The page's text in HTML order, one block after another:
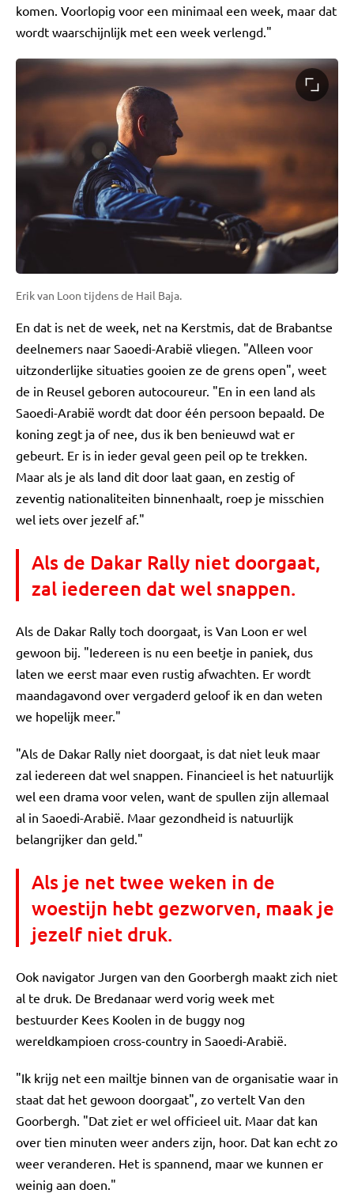
komen. Voorlopig voor een minimaal een week, maar dat
wordt waarschijnlijk met een week verlengd."
Erik van Loon tijdens de Hail Baja.
En dat is net de week, net na Kerstmis, dat de Brabantse
deelnemers naar Saoedi-Arabië vliegen. "Alleen voor
uitzonderlijke situaties gooien ze de grens open", weet
de in Reusel geboren autocoureur. "En in een land als
Saoedi-Arabië wordt dat door één persoon bepaald. De
koning zegt ja of nee, dus ik ben benieuwd wat er
gebeurt. Er is in ieder geval geen peil op te trekken.
Maar als je als land dit door laat gaan, en zestig of
zeventig nationaliteiten binnenhaalt, roep je misschien
wel iets over jezelf af."
Als de Dakar Rally niet doorgaat,
zal iedereen dat wel snappen.
Als de Dakar Rally toch doorgaat, is Van Loon er wel
gewoon bij. "Iedereen is nu een beetje in paniek, dus
laten we eerst maar even rustig afwachten. Er wordt
maandagavond over vergaderd geloof ik en dan weten
we hopelijk meer."
"Als de Dakar Rally niet doorgaat, is dat niet leuk maar
zal iedereen dat wel snappen. Financieel is het natuurlijk
wel een drama voor velen, want de spullen zijn allemaal
al in Saoedi-Arabië. Maar gezondheid is natuurlijk
belangrijker dan geld."
Als je net twee weken in de
woestijn hebt gezworven, maak je
jezelf niet druk.
Ook navigator Jurgen van den Goorbergh maakt zich niet
al te druk. De Bredanaar werd vorig week met
bestuurder Kees Koolen in de buggy nog
wereldkampioen cross-country in Saoedi-Arabië.
"Ik krijg net een mailtje binnen van de organisatie waar in
staat dat het gewoon doorgaat", zo vertelt Van den
Goorbergh. "Dat ziet er wel officieel uit. Maar dat kan
over tien minuten weer anders zijn, hoor. Dat kan echt zo
weer veranderen. Het is spannend, maar we kunnen er
weinig aan doen."